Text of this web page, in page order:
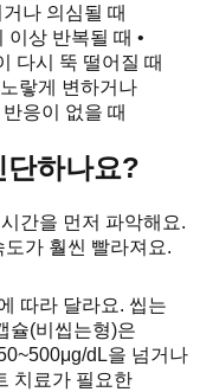
나 의심될 때
이상 반복될 때 •
다시 뚝 떨어질 때
랗게 변하거나
응이 없을 때
단하나요?
간을 먼저 파악해요.
가 훨씬 빨라져요.
따라 달라요. 씹는
슐(비씹는형)은
dL을 넘거나
치료가 필요한